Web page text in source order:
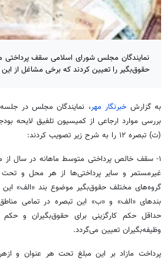
نمایندگان مجلس شورای اسلامی سقف پرداختی
حقوق‌بگیر را تعیین کردند که برخی مشاغل از
به گزارش خبرنگار مهر، نمایندگان مجلس در
بررسی موارد ارجاعی از کمیسیون
(ت) تبصره ۱۲ را به شرح زیر تصویب کردند:
‏۱- سقف خالص پرداختی متوسط ماهانه در سال
گروه‌های مختلف حقوق‌بگیر ‏موضوع بند «الف»
بندهای «الف» و «ب» این تبصره در تمامی
حداقل حکم کارگزینی برای حقوق‌بگیران و
وظیفه‌بگیران تعیین می‌گردد.
پرداخت مازاد بر این مبلغ تحت هر عنوان و